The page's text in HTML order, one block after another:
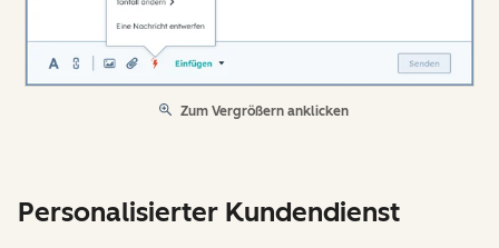
Zum Vergrößern anklicken
Personalisierter Kundendienst